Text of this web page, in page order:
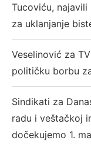
Tucoviću,
za uklanjanje
Veselinović za
političku borbu
Sindikati za
radu i veštačkoj
dočekujemo 1.